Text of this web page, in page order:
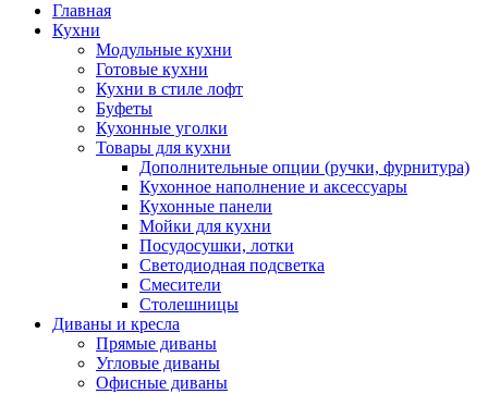
Главная
Кухни
Модульные кухни
Готовые кухни
Кухни в стиле лофт
Буфеты
Кухонные уголки
Товары для кухни
Дополнительные опции (ручки, фурнитура)
Кухонное наполнение и аксессуары
Кухонные панели
Мойки для кухни
Посудосушки, лотки
Светодиодная подсветка
Смесители
Столешницы
Диваны и кресла
Прямые диваны
Угловые диваны
Офисные диваны